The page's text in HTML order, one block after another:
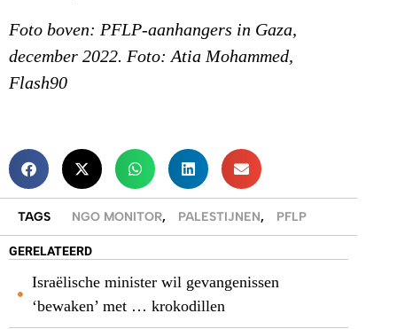
Foto boven: PFLP-aanhangers in Gaza,
december 2022. Foto: Atia Mohammed,
Flash90
TAGS NGO MONITOR, PALESTIJNEN, PFLP
GERELATEERD
Israëlische minister wil gevangenissen
‘bewaken’ met … krokodillen